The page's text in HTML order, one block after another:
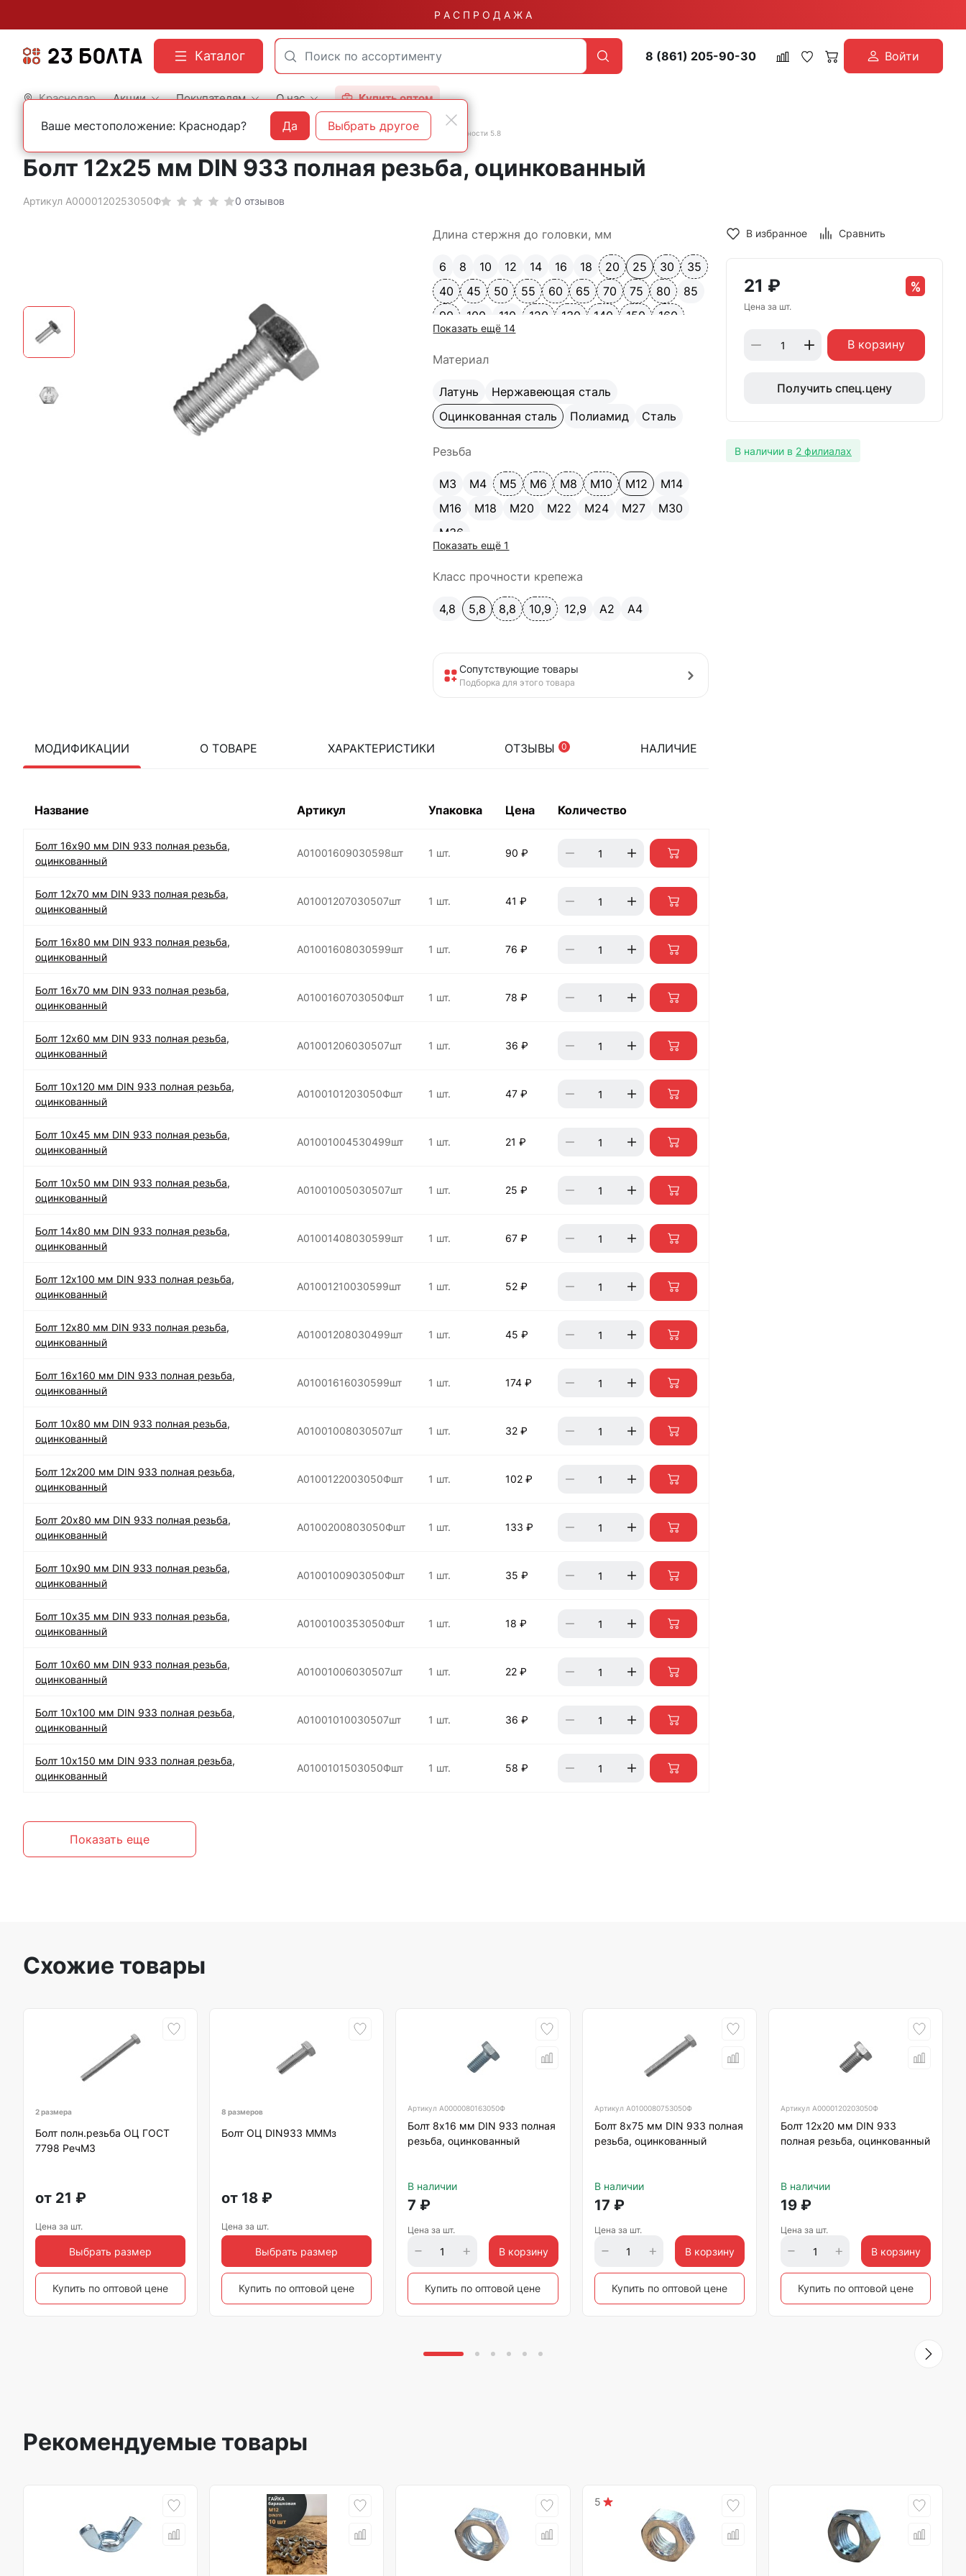
Р А С П Р О Д А Ж А
Каталог 8 (861) 205-90-30 Войти
Краснодар Акции Покупателям О нас Купить оптом
Главная Строительный крепеж Болты DIN 933 шестигранные с полной резьбой DIN 933 полная резьба класс прочности 5.8
Болт 12х25 мм DIN 933 полная резьба, оцинкованный
Артикул А0000120253050Ф 0 отзывов
Длина стержня до головки, мм
6 8 10 12 14 16 18 20 25 30
35
40
45 50 55 60 65 70 75 80
85
90
100 110 120 130 140 150
160
Показать ещё 14
Материал
Латунь
Нержавеющая сталь
Оцинкованная сталь
Полиамид Сталь
Резьба
М3 М4 М5 М6 М8 М10 М12
М14
М16
М18 М20 М22 М24 М27
М30
М36
Показать ещё 1
Класс прочности крепежа
4,8 5,8 8,8 10,9 12,9 A2 А4
Сопутствующие товары
Подборка для этого товара
МОДИФИКАЦИИ О ТОВАРЕ ХАРАКТЕРИСТИКИ ОТЗЫВЫ 0 НАЛИЧИЕ
Название Артикул Упаковка Цена Количество
Болт 16х90 мм DIN 933 полная резьба,
оцинкованный
А01001609030598шт 1 шт. 90 ₽
Болт 12х70 мм DIN 933 полная резьба,
оцинкованный
А01001207030507шт 1 шт. 41 ₽
Болт 16х80 мм DIN 933 полная резьба,
оцинкованный
А01001608030599шт 1 шт. 76 ₽
Болт 16х70 мм DIN 933 полная резьба,
оцинкованный
А0100160703050Фшт 1 шт. 78 ₽
Болт 12х60 мм DIN 933 полная резьба,
оцинкованный
А01001206030507шт 1 шт. 36 ₽
Болт 10х120 мм DIN 933 полная резьба,
оцинкованный
А0100101203050Фшт 1 шт. 47 ₽
Болт 10х45 мм DIN 933 полная резьба,
оцинкованный
А01001004530499шт 1 шт. 21 ₽
Болт 10х50 мм DIN 933 полная резьба,
оцинкованный
А01001005030507шт 1 шт. 25 ₽
Болт 14х80 мм DIN 933 полная резьба,
оцинкованный
А01001408030599шт 1 шт. 67 ₽
Болт 12х100 мм DIN 933 полная резьба,
оцинкованный
А01001210030599шт 1 шт. 52 ₽
Болт 12х80 мм DIN 933 полная резьба,
оцинкованный
А01001208030499шт 1 шт. 45 ₽
Болт 16х160 мм DIN 933 полная резьба,
оцинкованный
А01001616030599шт 1 шт. 174 ₽
Болт 10х80 мм DIN 933 полная резьба,
оцинкованный
А01001008030507шт 1 шт. 32 ₽
Болт 12х200 мм DIN 933 полная резьба,
оцинкованный
А0100122003050Фшт 1 шт. 102 ₽
Болт 20х80 мм DIN 933 полная резьба,
оцинкованный
А0100200803050Фшт 1 шт. 133 ₽
Болт 10х90 мм DIN 933 полная резьба,
оцинкованный
А0100100903050Фшт 1 шт. 35 ₽
Болт 10х35 мм DIN 933 полная резьба,
оцинкованный
А0100100353050Фшт 1 шт. 18 ₽
Болт 10х60 мм DIN 933 полная резьба,
оцинкованный
А01001006030507шт 1 шт. 22 ₽
Болт 10х100 мм DIN 933 полная резьба,
оцинкованный
А01001010030507шт 1 шт. 36 ₽
Болт 10х150 мм DIN 933 полная резьба,
оцинкованный
А0100101503050Фшт 1 шт. 58 ₽
Показать еще
В избранное Сравнить
21 ₽
Цена за шт.
В корзину
Получить спец.цену
В наличии в 2 филиалах
Схожие товары
2 размера
Болт полн.резьба ОЦ ГОСТ
7798 РечМЗ
от 21 ₽
Цена за шт.
Выбрать размер
Купить по оптовой цене
8 размеров
Болт ОЦ DIN933 МММз
от 18 ₽
Цена за шт.
Выбрать размер
Купить по оптовой цене
Артикул А0000080163050Ф
Болт 8х16 мм DIN 933 полная
резьба, оцинкованный
В наличии
7 ₽
Цена за шт.
В корзину
Купить по оптовой цене
Артикул А0100080753050Ф
Болт 8х75 мм DIN 933 полная
резьба, оцинкованный
В наличии
17 ₽
Цена за шт.
В корзину
Купить по оптовой цене
Артикул А0000120203050Ф
Болт 12х20 мм DIN 933
полная резьба, оцинкованный
В наличии
19₽
Цена за шт.
В корзину
Купить по оптовой цене
Рекомендуемые товары
5
Ваше местоположение: Краснодар? Да Выбрать другое